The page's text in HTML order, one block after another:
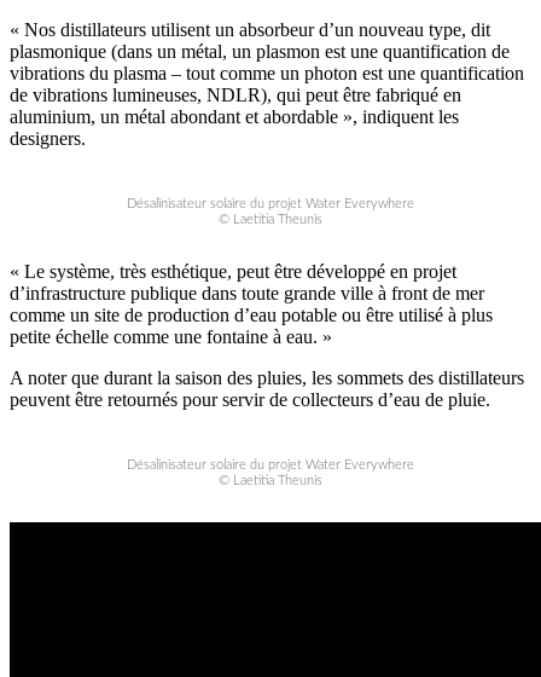
« Nos distillateurs utilisent un absorbeur d’un nouveau type, dit
plasmonique (dans un métal, un plasmon est une quantification de
vibrations du plasma – tout comme un photon est une quantification
de vibrations lumineuses, NDLR), qui peut être fabriqué en
aluminium, un métal abondant et abordable », indiquent les
designers.
Désalinisateur solaire du projet Water Everywhere
© Laetitia Theunis
« Le système, très esthétique, peut être développé en projet
d’infrastructure publique dans toute grande ville à front de mer
comme un site de production d’eau potable ou être utilisé à plus
petite échelle comme une fontaine à eau. »
A noter que durant la saison des pluies, les sommets des distillateurs
peuvent être retournés pour servir de collecteurs d’eau de pluie.
Désalinisateur solaire du projet Water Everywhere
© Laetitia Theunis